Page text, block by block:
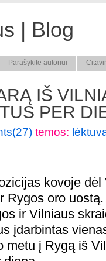
| Blog
Parašykite autoriui
IŠ
PER
temos:
kovoje
Rygos oro
ir Vilniaus
įdarbintas
metu į Rygą iš